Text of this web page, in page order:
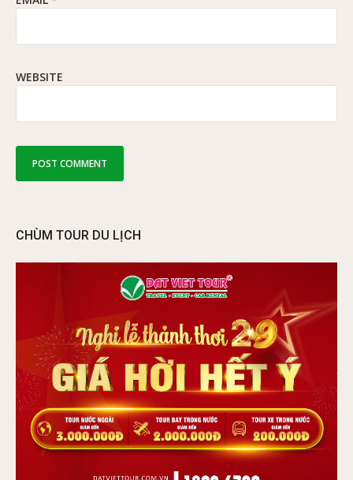
WEBSITE
CHÙM TOUR DU LỊCH